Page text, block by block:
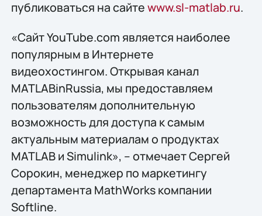
публиковаться на сайтеwww.sl-matlab.ru.
«Сайт YouTube.com является наиболее
популярным в Интернете
видеохостингом. Открывая канал
MATLABinRussia, мы предоставляем
пользователям дополнительную
возможность для доступа к самым
актуальным материалам о продуктах
MATLAB и Simulink», – отмечает Сергей
Сорокин, менеджер по маркетингу
департамента MathWorks компании
Softline.